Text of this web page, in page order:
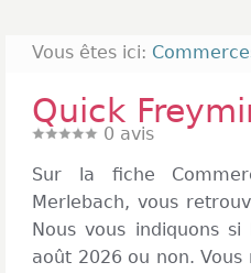
Vous êtes ici:
Quick
0 avis
Sur la fiche
Merlebach, vous
Nous vous indiquons
août 2026 ou non.